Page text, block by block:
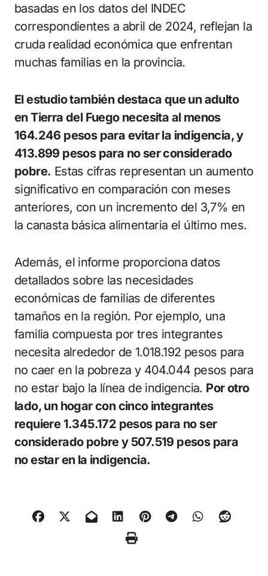
basadas en los datos del INDEC
correspondientes a abril de 2024, reflejan la
cruda realidad económica que enfrentan
muchas familias en la provincia.
El estudio también destaca que un adulto
en Tierra del Fuego necesita al menos
164.246 pesos para evitar la indigencia, y
413.899 pesos para no ser considerado
pobre. Estas cifras representan un aumento
significativo en comparación con meses
anteriores, con un incremento del 3,7% en
la canasta básica alimentaria el último mes.
Además, el informe proporciona datos
detallados sobre las necesidades
económicas de familias de diferentes
tamaños en la región. Por ejemplo, una
familia compuesta por tres integrantes
necesita alrededor de 1.018.192 pesos para
no caer en la pobreza y 404.044 pesos para
no estar bajo la línea de indigencia. Por otro
lado, un hogar con cinco integrantes
requiere 1.345.172 pesos para no ser
considerado pobre y 507.519 pesos para
no estar en la indigencia.